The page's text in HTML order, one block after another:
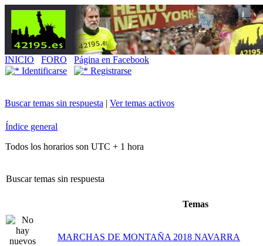
INICIO FORO
Página en Facebook
Identificarse
Registrarse
Buscar temas sin respuesta | Ver temas activos
Índice general
Todos los horarios son UTC + 1 hora
Buscar temas sin respuesta
Temas
MARCHAS DE MONTAÑA 2018 NAVARRA